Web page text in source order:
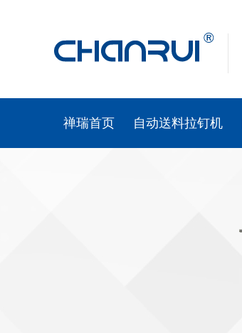
禅瑞首页 自动送料拉钉机